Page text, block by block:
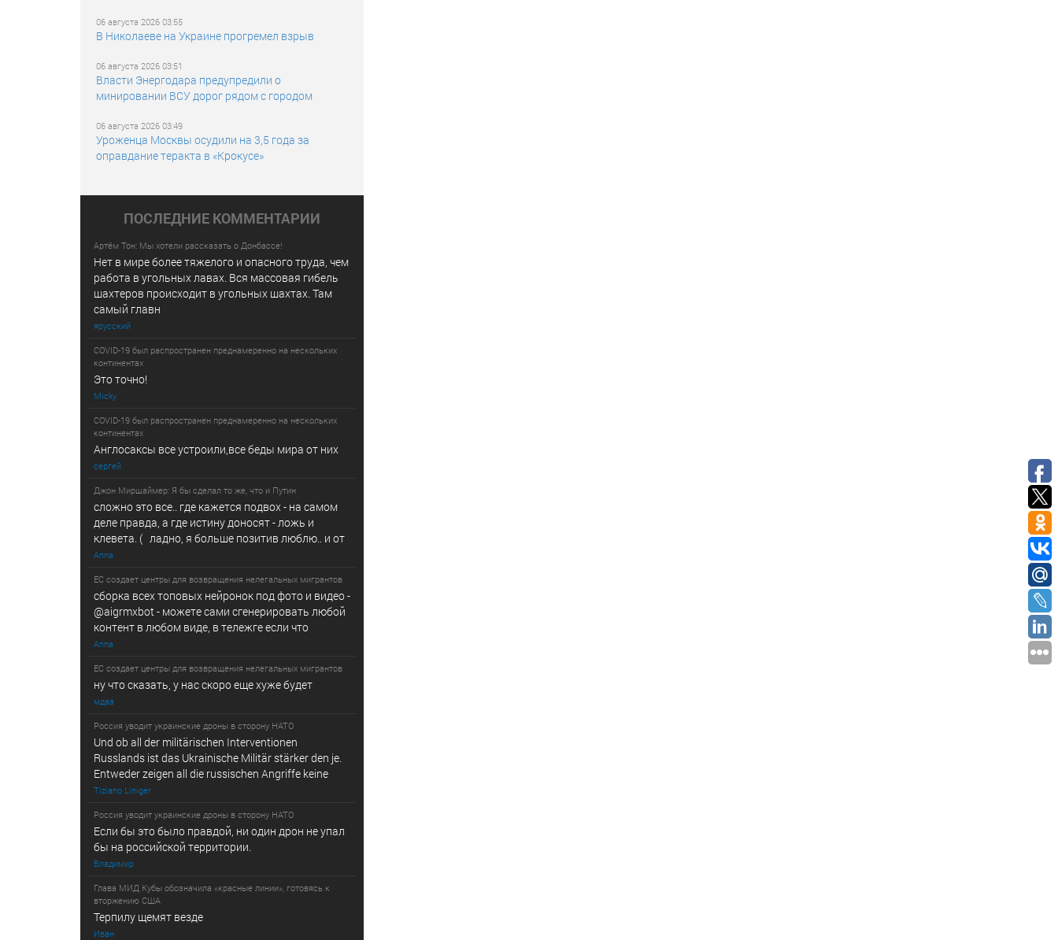
06 августа 2026 03:55
В Николаеве на Украине прогремел взрыв
06 августа 2026 03:51
Власти Энергодара предупредили о
минировании ВСУ дорог рядом с городом
06 августа 2026 03:49
Уроженца Москвы осудили на 3,5 года за
оправдание теракта в «Крокусе»
ПОСЛЕДНИE КОММЕНТАРИИ
Артём Тон: Мы хотели рассказать о Донбассе!
Нет в мире более тяжелого и опасного труда, чем
работа в угольных лавах. Вся массовая гибель
шахтеров происходит в угольных шахтах. Там
самый главн
ярусский
COVID-19 был распространен преднамеренно на нескольких
континентах
Это точно!
Micky
COVID-19 был распространен преднамеренно на нескольких
континентах
Англосаксы все устроили,все беды мира от них
сергей
Джон Миршаймер: Я бы сделал то же, что и Путин
сложно это все.. где кажется подвох - на самом
деле правда, а где истину доносят - ложь и
клевета. ( ладно, я больше позитив люблю.. и от
Anna
ЕС создает центры для возвращения нелегальных мигрантов
сборка всех топовых нейронок под фото и видео -
@­a­i­­gr­mx­b­­o­t - можете сами сгенерировать любой
контент в любом виде, в т­ележг­е е­сл­и ч­то
Anna
ЕС создает центры для возвращения нелегальных мигрантов
ну что сказать, у нас скоро еще хуже будет
мдаа
Россия уводит украинские дроны в сторону НАТО
Und ob all der militärischen Interventionen
Russlands ist das Ukrainische Militär stärker den je.
Entweder zeigen all die russischen Angriffe keine
Tiziano Liniger
Россия уводит украинские дроны в сторону НАТО
Если бы это было правдой, ни один дрон не упал
бы на российской территории.
Владимир
Глава МИД Кубы обозначила «красные линии», готовясь к
вторжению США
Терпилу щемят везде
Иван